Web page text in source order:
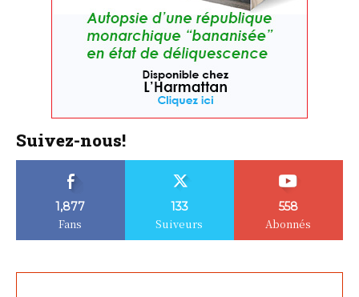
Suivez-nous!
1,877
Fans
133
Suiveurs
558
Abonnés